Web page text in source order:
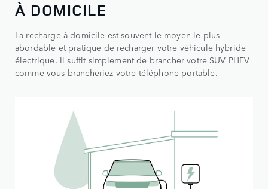
À DOMICILE
La recharge à domicile est souvent le moyen le plus
abordable et pratique de recharger votre véhicule hybride
électrique. Il suffit simplement de brancher votre SUV PHEV
comme vous brancheriez votre téléphone portable.